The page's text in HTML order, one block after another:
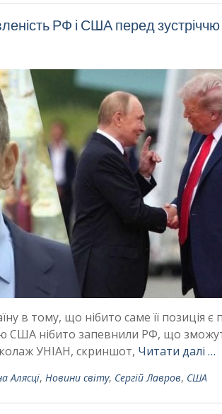
РФ і США перед
в тому, що нібито саме її позиція
США нібито запевнили РФ, що
УНІАН, скриншот, Читати далі …
Алясці, Новини світу, Сергій Лавров, США